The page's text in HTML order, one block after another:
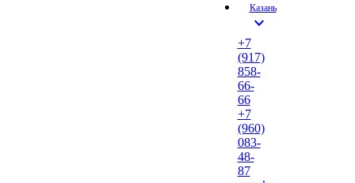
Казань
expand_more
+7
(917)
858-
66-
66
+7
(960)
083-
48-
87